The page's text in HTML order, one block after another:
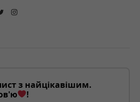
з найцікавішим.
!